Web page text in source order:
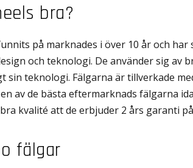
bra?
på marknades i över 10 år och
och teknologi. De använder sig av
sin teknologi. Fälgarna är tillverkade
av de bästa eftermarknads fälgarna
kvalité att de erbjuder 2 års garanti
fälgar